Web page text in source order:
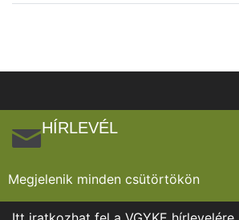
HÍRLEVÉL
Megjelenik minden csütörtökön